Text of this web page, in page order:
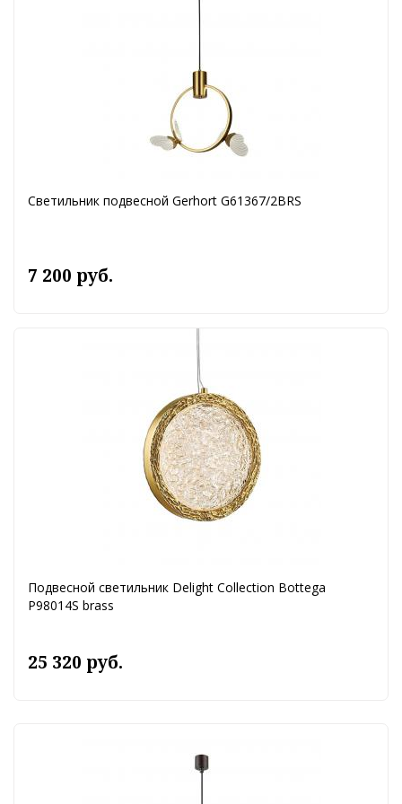
Светильник подвесной Gerhort G61367/2BRS
7 200 руб.
Подвесной светильник Delight Collection Bottega
P98014S brass
25 320 руб.